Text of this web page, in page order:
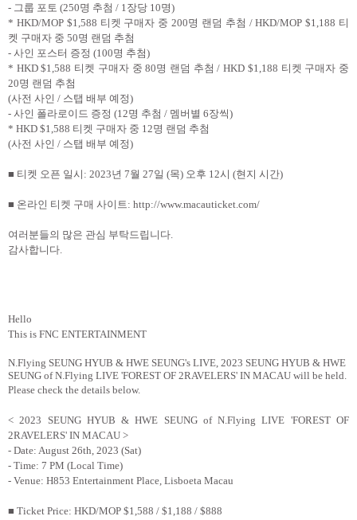
- 그룹 포토 (250명 추첨 / 1장당 10명)
* HKD/MOP $1,588 티켓 구매자 중 200명 랜덤 추첨 / HKD/MOP $1,188 티
켓 구매자 중 50명 랜덤 추첨
- 사인 포스터 증정 (100명 추첨)
* HKD $1,588 티켓 구매자 중 80명 랜덤 추첨/ HKD $1,188 티켓 구매자 중
20명 랜덤 추첨
(사전 사인 / 스탭 배부 예정)
- 사인 폴라로이드 증정 (12명 추첨 / 멤버별 6장씩)
* HKD $1,588 티켓 구매자 중 12명 랜덤 추첨
(사전 사인 / 스탭 배부 예정)
■ 티켓 오픈 일시 : 2023년 7월 27일 (목) 오후 12시 (현지 시간)
■ 온라인 티켓 구매 사이트: http://www.macauticket.com/
여러분들의 많은 관심 부탁드립니다.
감사합니다.
Hello
This is FNC ENTERTAINMENT
N.Flying SEUNG HYUB & HWE SEUNG's LIVE, 2023 SEUNG HYUB & HWE
SEUNG of N.Flying LIVE 'FOREST OF 2RAVELERS' IN MACAU will be held.
Please check the details below.
< 2023 SEUNG HYUB & HWE SEUNG of N.Flying LIVE 'FOREST OF
2RAVELERS' IN MACAU >
- Date: August 26th, 2023 (Sat)
- Time: 7 PM (Local Time)
- Venue: H853 Entertainment Place, Lisboeta Macau
■ Ticket Price: HKD/MOP $1,588 / $1,188 / $888